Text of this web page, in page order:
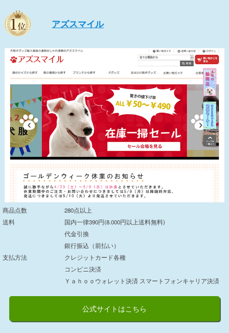
アズスマイル
商品点数
280点以上
送料
国内一律390円(8.000円以上送料無料)
支払方法
代金引換
銀行振込（前払い）
クレジットカード各種
コンビニ決済
Ｙａｈｏｏウォレット決済 スマートフォンキャリア決済
公式サイトはこちら